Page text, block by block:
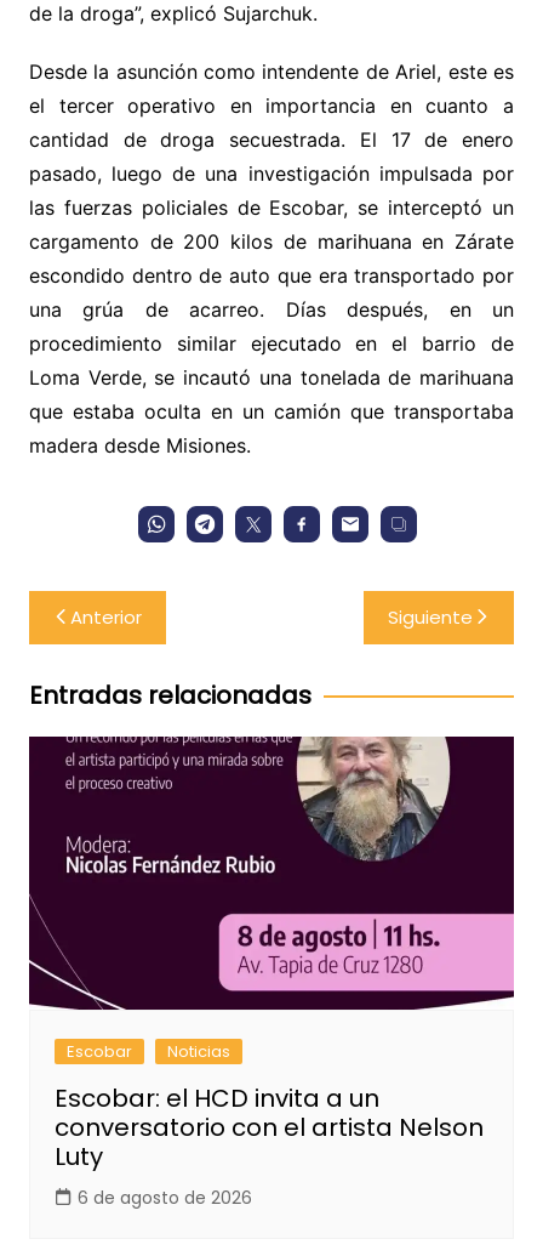
de la droga”, explicó Sujarchuk.
Desde la asunción como intendente de Ariel, este es
el tercer operativo en importancia en cuanto a
cantidad de droga secuestrada. El 17 de enero
pasado, luego de una investigación impulsada por
las fuerzas policiales de Escobar, se interceptó un
cargamento de 200 kilos de marihuana en Zárate
escondido dentro de auto que era transportado por
una grúa de acarreo. Días después, en un
procedimiento similar ejecutado en el barrio de
Loma Verde, se incautó una tonelada de marihuana
que estaba oculta en un camión que transportaba
madera desde Misiones.
Navegación
de
entradas
Anterior Siguiente
Entradas relacionadas
Escobar Noticias
Escobar: el HCD invita a un
conversatorio con el artista Nelson
Luty
6 de agosto de 2026